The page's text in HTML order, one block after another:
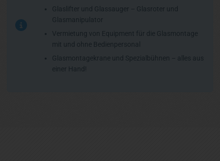
Glaslifter und Glassauger – Glasroter und
Glasmanipulator
Vermietung von Equipment für die Glasmontage
mit und ohne Bedienpersonal
Glasmontagekrane und Spezialbühnen – alles aus
einer Hand!